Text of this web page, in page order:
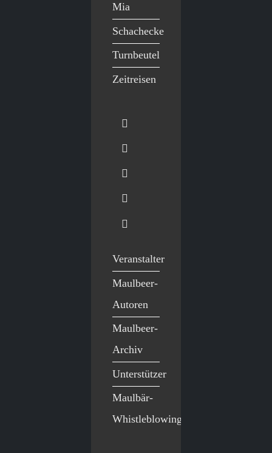
Mia
Schachecke
Turnbeutel
Zeitreisen
Veranstalter
Maulbeer-
Autoren
Maulbeer-
Archiv
Unterstützer
Maulbär-
Whistleblowing